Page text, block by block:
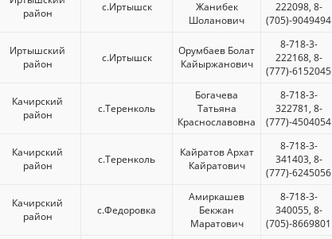
район
с.Иртышск
Жанибек
Шоланович
222098, 8-
(705)-9049494
Иртышский
район
с.Иртышск
Орумбаев Болат
Кайыржанович
8-718-3-
222168, 8-
(777)-6152045
Качирский
район
с.Теренколь
Богачева
Татьяна
Краснославовна
8-718-3-
322781, 8-
(777)-4504054
Качирский
район
с.Теренколь
Кайратов Архат
Кайратович
8-718-3-
341403, 8-
(777)-6245056
Качирский
район
с.Федоровка
Амиркашев
Бекжан
Маратович
8-718-3-
340055, 8-
(705)-8669801